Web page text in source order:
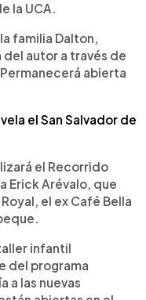
la UCA.
familia Dalton,
del autor a través de
abierta
el San Salvador de
el Recorrido
Erick Arévalo, que
el ex Café Bella
infantil
del programa
a las nuevas